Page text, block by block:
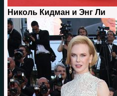
Николь Кидман и Энг Ли